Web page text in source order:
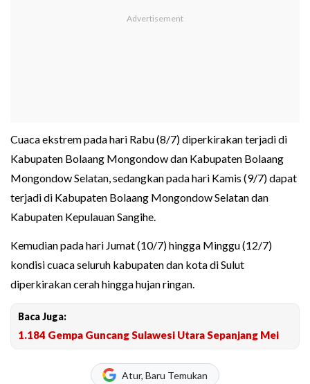
Cuaca ekstrem pada hari Rabu (8/7) diperkirakan terjadi di
Kabupaten Bolaang Mongondow dan Kabupaten Bolaang
Mongondow Selatan, sedangkan pada hari Kamis (9/7) dapat
terjadi di Kabupaten Bolaang Mongondow Selatan dan
Kabupaten Kepulauan Sangihe.
Kemudian pada hari Jumat (10/7) hingga Minggu (12/7)
kondisi cuaca seluruh kabupaten dan kota di Sulut
diperkirakan cerah hingga hujan ringan.
Baca Juga:
1.184 Gempa Guncang Sulawesi Utara Sepanjang Mei
Atur, Baru Temukan